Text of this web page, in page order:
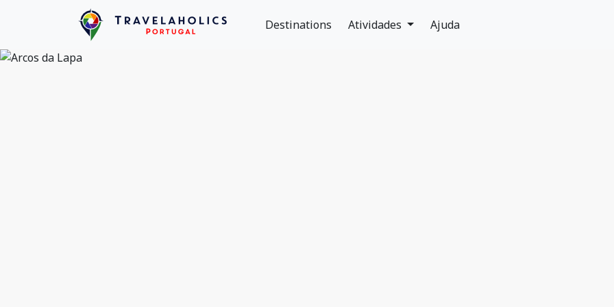
Destinations Atividades Ajuda